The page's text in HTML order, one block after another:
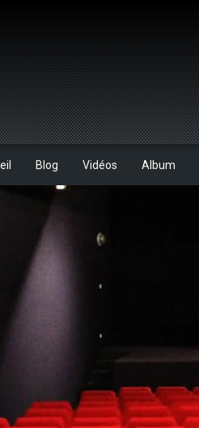
Blog Vidéos Album